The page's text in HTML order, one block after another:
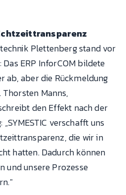
Plettenberg stand vor
ERP InforCOM bildete
ab, aber die Rückmeldung
Manns,
den Effekt nach der
verschafft uns
die wir in
hatten. Dadurch können
und unsere Prozesse